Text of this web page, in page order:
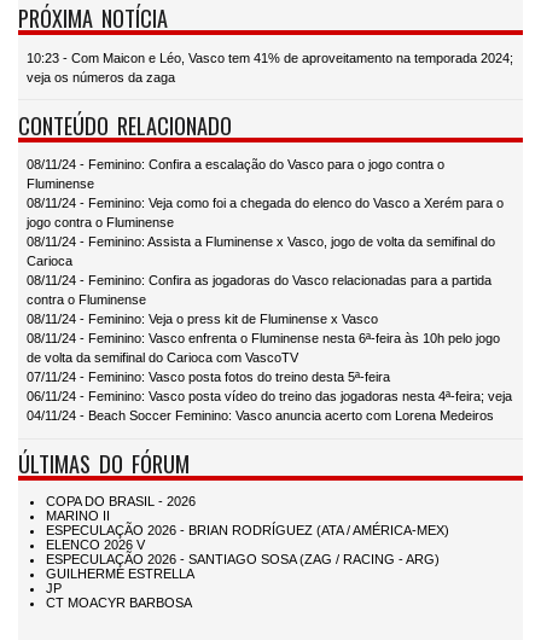
PRÓXIMA NOTÍCIA
10:23 - Com Maicon e Léo, Vasco tem 41% de aproveitamento na temporada 2024;
veja os números da zaga
CONTEÚDO RELACIONADO
08/11/24 - Feminino: Confira a escalação do Vasco para o jogo contra o
Fluminense
08/11/24 - Feminino: Veja como foi a chegada do elenco do Vasco a Xerém para o
jogo contra o Fluminense
08/11/24 - Feminino: Assista a Fluminense x Vasco, jogo de volta da semifinal do
Carioca
08/11/24 - Feminino: Confira as jogadoras do Vasco relacionadas para a partida
contra o Fluminense
08/11/24 - Feminino: Veja o press kit de Fluminense x Vasco
08/11/24 - Feminino: Vasco enfrenta o Fluminense nesta 6ª-feira às 10h pelo jogo
de volta da semifinal do Carioca com VascoTV
07/11/24 - Feminino: Vasco posta fotos do treino desta 5ª-feira
06/11/24 - Feminino: Vasco posta vídeo do treino das jogadoras nesta 4ª-feira; veja
04/11/24 - Beach Soccer Feminino: Vasco anuncia acerto com Lorena Medeiros
ÚLTIMAS DO FÓRUM